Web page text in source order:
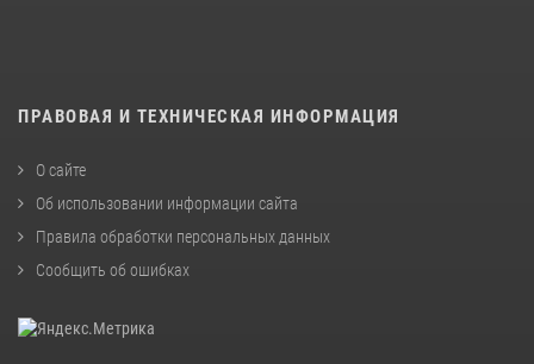
ПРАВОВАЯ И ТЕХНИЧЕСКАЯ ИНФОРМАЦИЯ
О сайте
Об использовании информации сайта
Правила обработки персональных данных
Сообщить об ошибках